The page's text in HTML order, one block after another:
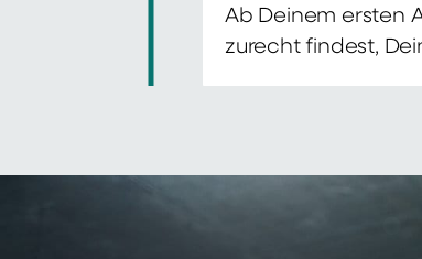
Ab Deinem ersten
zurecht findest,